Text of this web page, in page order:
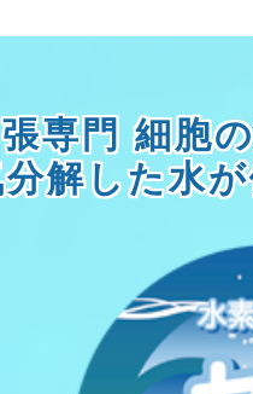
専門 細胞
解した水